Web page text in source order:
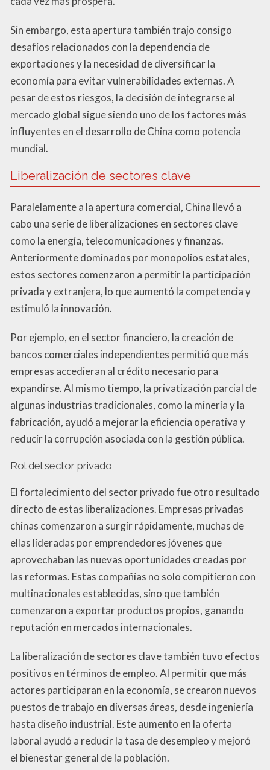
Sin embargo, esta apertura también trajo consigo
desafíos relacionados con la dependencia de
exportaciones y la necesidad de diversificar la
economía para evitar vulnerabilidades externas. A
pesar de estos riesgos, la decisión de integrarse al
mercado global sigue siendo uno de los factores más
influyentes en el desarrollo de China como potencia
mundial.
Liberalización de sectores clave
Paralelamente a la apertura comercial, China llevó a
cabo una serie de liberalizaciones en sectores clave
como la energía, telecomunicaciones y finanzas.
Anteriormente dominados por monopolios estatales,
estos sectores comenzaron a permitir la participación
privada y extranjera, lo que aumentó la competencia y
estimuló la innovación.
Por ejemplo, en el sector financiero, la creación de
bancos comerciales independientes permitió que más
empresas accedieran al crédito necesario para
expandirse. Al mismo tiempo, la privatización parcial de
algunas industrias tradicionales, como la minería y la
fabricación, ayudó a mejorar la eficiencia operativa y
reducir la corrupción asociada con la gestión pública.
Rol del sector privado
El fortalecimiento del sector privado fue otro resultado
directo de estas liberalizaciones. Empresas privadas
chinas comenzaron a surgir rápidamente, muchas de
ellas lideradas por emprendedores jóvenes que
aprovechaban las nuevas oportunidades creadas por
las reformas. Estas compañías no solo compitieron con
multinacionales establecidas, sino que también
comenzaron a exportar productos propios, ganando
reputación en mercados internacionales.
La liberalización de sectores clave también tuvo efectos
positivos en términos de empleo. Al permitir que más
actores participaran en la economía, se crearon nuevos
puestos de trabajo en diversas áreas, desde ingeniería
hasta diseño industrial. Este aumento en la oferta
laboral ayudó a reducir la tasa de desempleo y mejoró
el bienestar general de la población.